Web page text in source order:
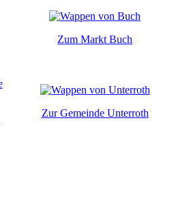
Zum Markt Buch
Zur Gemeinde Unterroth